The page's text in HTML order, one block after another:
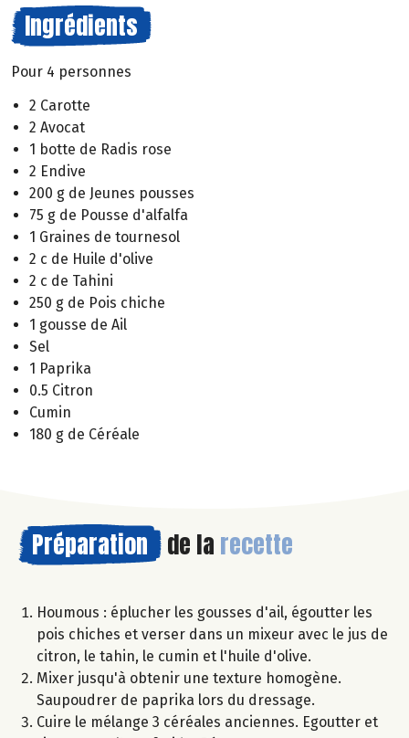
Ingrédients
Pour 4 personnes
2 Carotte
2 Avocat
1 botte de Radis rose
2 Endive
200 g de Jeunes pousses
75 g de Pousse d'alfalfa
1 Graines de tournesol
2 c de Huile d'olive
2 c de Tahini
250 g de Pois chiche
1 gousse de Ail
Sel
1 Paprika
0.5 Citron
Cumin
180 g de Céréale
Préparation de la recette
Houmous : éplucher les gousses d'ail, égoutter les
pois chiches et verser dans un mixeur avec le jus de
citron, le tahin, le cumin et l'huile d'olive.
Mixer jusqu'à obtenir une texture homogène.
Saupoudrer de paprika lors du dressage.
Cuire le mélange 3 céréales anciennes. Egoutter et